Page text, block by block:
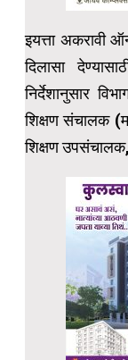
इयत्ता अकरावी
दिलासा
निर्देशानुसार
शिक्षण संचालक
शिक्षण उपसंचालक,